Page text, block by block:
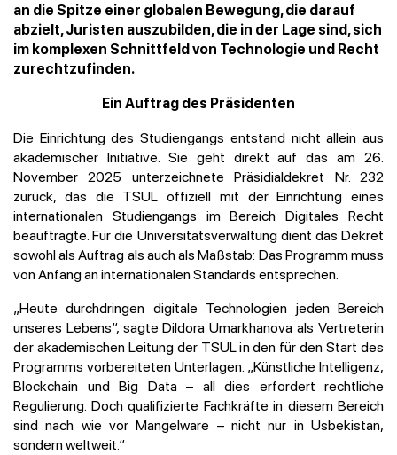
an die Spitze einer globalen Bewegung, die darauf
abzielt, Juristen auszubilden, die in der Lage sind, sich
im komplexen Schnittfeld von Technologie und Recht
zurechtzufinden.
Ein Auftrag des Präsidenten
Die Einrichtung des Studiengangs entstand nicht allein aus
akademischer Initiative. Sie geht direkt auf das am 26.
November 2025 unterzeichnete Präsidialdekret Nr. 232
zurück, das die TSUL offiziell mit der Einrichtung eines
internationalen Studiengangs im Bereich Digitales Recht
beauftragte. Für die Universitätsverwaltung dient das Dekret
sowohl als Auftrag als auch als Maßstab: Das Programm muss
von Anfang an internationalen Standards entsprechen.
„Heute durchdringen digitale Technologien jeden Bereich
unseres Lebens“, sagte Dildora Umarkhanova als Vertreterin
der akademischen Leitung der TSUL in den für den Start des
Programms vorbereiteten Unterlagen. „Künstliche Intelligenz,
Blockchain und Big Data – all dies erfordert rechtliche
Regulierung. Doch qualifizierte Fachkräfte in diesem Bereich
sind nach wie vor Mangelware – nicht nur in Usbekistan,
sondern weltweit.“